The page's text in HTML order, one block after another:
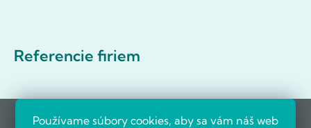
Používame súbory cookies, aby sa vám náš web
Referencie firiem